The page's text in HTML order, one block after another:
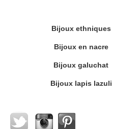
Bijoux ethniques
Bijoux en nacre
Bijoux galuchat
Bijoux lapis lazuli